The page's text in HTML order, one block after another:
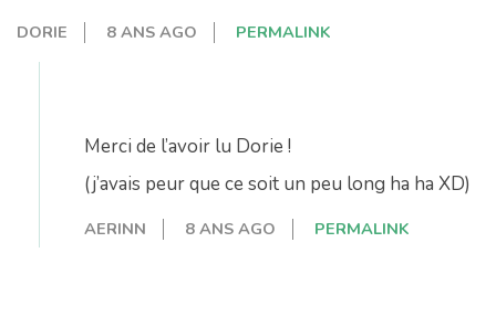
DORIE 8 ANS AGO PERMALINK
Merci de l’avoir lu Dorie !
(j’avais peur que ce soit un peu long ha ha XD)
AERINN 8 ANS AGO PERMALINK